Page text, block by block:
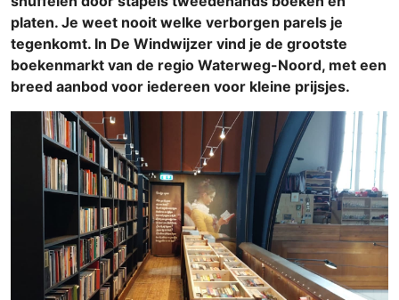
platen. Je weet nooit welke verborgen parels je
tegenkomt. In De Windwijzer vind je de grootste
boekenmarkt van de regio Waterweg-Noord, met een
breed aanbod voor iedereen voor kleine prijsjes.